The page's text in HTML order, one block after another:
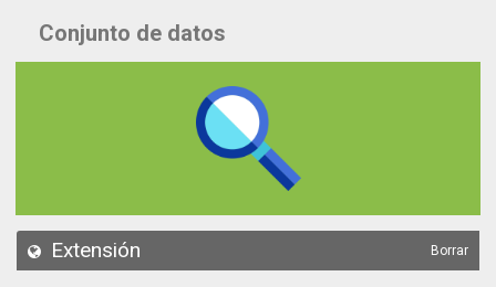
Datos
API
Conjunto de datos
Extensión Borrar